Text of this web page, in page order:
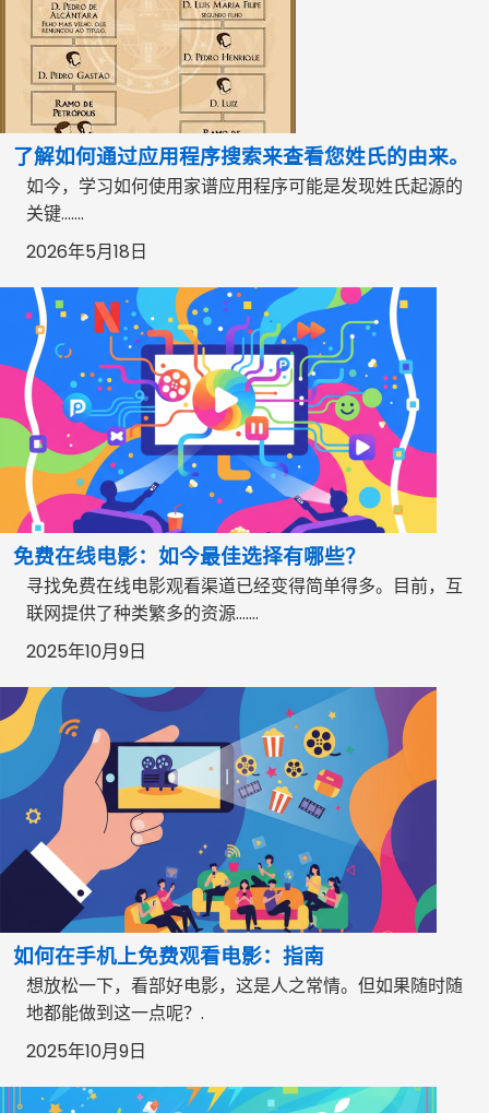
了解如何通过应用程序搜索来查看您姓氏的由来。
如今，学习如何使用家谱应用程序可能是发现姓氏起源的
关键…….
2026年5月18日
免费在线电影：如今最佳选择有哪些？
寻找免费在线电影观看渠道已经变得简单得多。目前，互
联网提供了种类繁多的资源…….
2025年10月9日
如何在手机上免费观看电影：指南
想放松一下，看部好电影，这是人之常情。但如果随时随
地都能做到这一点呢？.
2025年10月9日